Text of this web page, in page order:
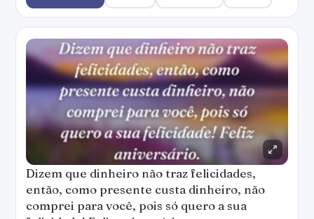
Dizem que dinheiro não traz felicidades,
então, como presente custa dinheiro, não
comprei para você, pois só quero a sua